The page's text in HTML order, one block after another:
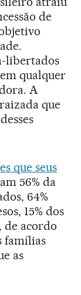
de
libertados
qualquer
A
que
que seus
56% da
64%
15% dos
de acordo
famílias
as